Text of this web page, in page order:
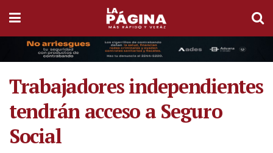
Trabajadores independientes
tendrán acceso a Seguro
Social